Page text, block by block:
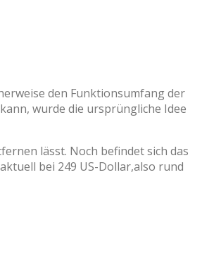
den Funktionsumfang der
wurde die ursprüngliche Idee
lässt. Noch befindet sich das
bei 249 US-Dollar,also rund